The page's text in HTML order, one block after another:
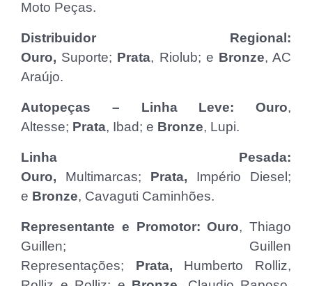
Moto Peças.
Distribuidor Regional:
Ouro, Suporte; Prata, Riolub; e Bronze, AC
Araújo.
Autopeças – Linha Leve: Ouro,
Altesse; Prata, Ibad; e Bronze, Lupi.
Linha Pesada:
Ouro, Multimarcas; Prata, Império Diesel;
e Bronze, Cavaguti Caminhões.
Representante e Promotor: Ouro, Thiago
Guillen; Guillen
Representações; Prata, Humberto Rolliz,